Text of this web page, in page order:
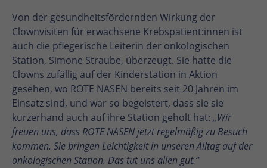
Von der gesundheitsfördernden Wirkung der
Clownvisiten für erwachsene Krebspatient:innen ist
auch die pflegerische Leiterin der onkologischen
Station, Simone Straube, überzeugt. Sie hatte die
Clowns zufällig auf der Kinderstation in Aktion
gesehen, wo ROTE NASEN bereits seit 20 Jahren im
Einsatz sind, und war so begeistert, dass sie sie
kurzerhand auch auf ihre Station geholt hat: „Wir
freuen uns, dass ROTE NASEN jetzt regelmäßig zu Besuch
kommen. Sie bringen Leichtigkeit in unseren Alltag auf der
onkologischen Station. Das tut uns allen gut.“